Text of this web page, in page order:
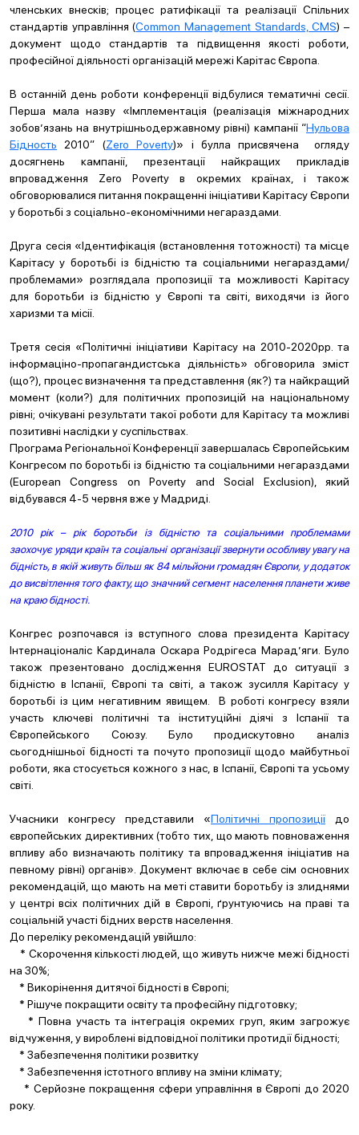
членських внесків; процес ратифікації та реалізації Спільних
стандартів управління (Common Management Standards, CMS) –
документ щодо стандартів та підвищення якості роботи,
професійної діяльності організацій мережі Карітас Європа.
В останній день роботи конференції відбулися тематичні сесії.
Перша мала назву «Імплементація (реалізація міжнародних
зобов’язань на внутрішньодержавному рівні) кампанії “Нульова
Бідность 2010” (Zero Poverty)» і булла присвячена огляду
досягнень кампанії, презентації найкращих прикладів
впровадження Zero Poverty в окремих країнах, і також
обговорювалися питання покращенні ініціативи Карітасу Європи
у боротьбі з соціально-економічними негараздами.
Друга сесія «Ідентифікація (встановлення тотожності) та місце
Карітасу у боротьбі із бідністю та соціальними негараздами/
проблемами» розглядала пропозиції та можливості Карітасу
для боротьби із бідністю у Європі та світі, виходячи із його
харизми та місії.
Третя сесія «Політичні ініціативи Карітасу на 2010-2020рр. та
інформаціно-пропагандистська діяльність» обговорила зміст
(що?), процес визначення та представлення (як?) та найкращий
момент (коли?) для політичних пропозицій на національному
рівні; очікувані результати такої роботи для Карітасу та можливі
позитивні наслідки у суспільствах.
Програма Регіональної Конференції завершалась Європейським
Конгресом по боротьбі із бідністю та соціальними негараздами
(European Congress on Poverty and Social Exclusion), який
відбувався 4-5 червня вже у Мадриді.
2010 рік – рік боротьби із бідністю та соціальними проблемами
заохочує уряди країн та соціальні організації звернути особливу увагу на
бідність, в якій живуть більш як 84 мільйони громадян Європи, у додаток
до висвітлення того факту, що значний сегмент населення планети живе
на краю бідності.
Конгрес розпочався із вступного слова президента Карітасу
Інтернаціоналіс Кардинала Оскара Родрігеса Марад’яги. Було
також презентовано дослідження EUROSTAT до ситуації з
бідністю в Іспанії, Європі та світі, а також зусилля Карітасу у
боротьбі із цим негативним явищем. В роботі конгресу взяли
участь ключеві політичні та інституційні діячі з Іспанії та
Європейського Союзу. Було продискутовно аналіз
сьогоднішньої бідності та почуто пропозиції щодо майбутньої
роботи, яка стосується кожного з нас, в Іспанії, Європі та усьому
світі.
Учасники конгресу представили «Політичні пропозиції до
європейських директивних (тобто тих, що мають повноваження
впливу або визначають політику та впровадження ініціатив на
певному рівні) органів». Документ включає в себе сім основних
рекомендацій, що мають на меті ставити боротьбу із злиднями
у центрі всіх політичних дій в Європі, ґрунтуючись на праві та
соціальній участі бідних верств населення.
До переліку рекомендацій увійшло:
* Скорочення кількості людей, що живуть нижче межі бідності
на 30%;
* Викорінення дитячої бідності в Європі;
* Рішуче покращити освіту та професійну підготовку;
* Повна участь та інтеграція окремих груп, яким загрожує
відчуження, у вироблені відповідної політики протидії бідності;
* Забезпечення політики розвитку
* Забезпечення істотного впливу на зміни клімату;
* Серйозне покращення сфери управління в Європі до 2020
року.